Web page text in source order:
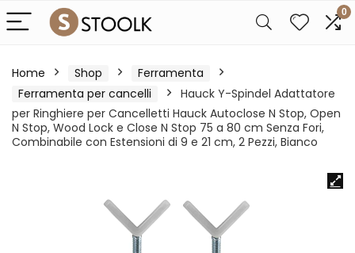
0
Home Shop
Ferramenta
Ferramenta per cancelli
Hauck Y-Spindel Adattatore
per Ringhiere per Cancelletti Hauck Autoclose N Stop, Open
N Stop, Wood Lock e Close N Stop 75 a 80 cm Senza Fori,
Combinabile con Estensioni di 9 e 21 cm, 2 Pezzi, Bianco